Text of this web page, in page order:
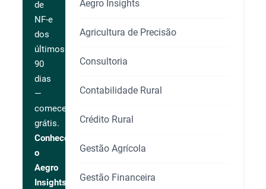
de
NF-e
dos
últimos
90
dias
—
comece
grátis.
Conhecer
o
Aegro
Insights
Aegro Insights
Agricultura de Precisão
Consultoria
Contabilidade Rural
Crédito Rural
Gestão Agrícola
Gestão Financeira